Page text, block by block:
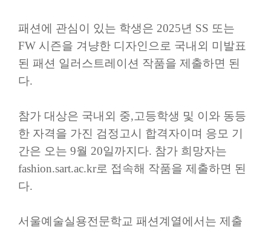
패션에 관심이 있는 학생은 2025년 SS 또는
FW 시즌을 겨냥한 디자인으로 국내외 미발표
된 패션 일러스트레이션 작품을 제출하면 된
다.
참가 대상은 국내외 중,고등학생 및 이와 동등
한 자격을 가진 검정고시 합격자이며 응모 기
간은 오는 9월 20일까지다. 참가 희망자는
fashion.sart.ac.kr로 접속해 작품을 제출하면 된
다.
서울예술실용전문학교 패션계열에서는 제출